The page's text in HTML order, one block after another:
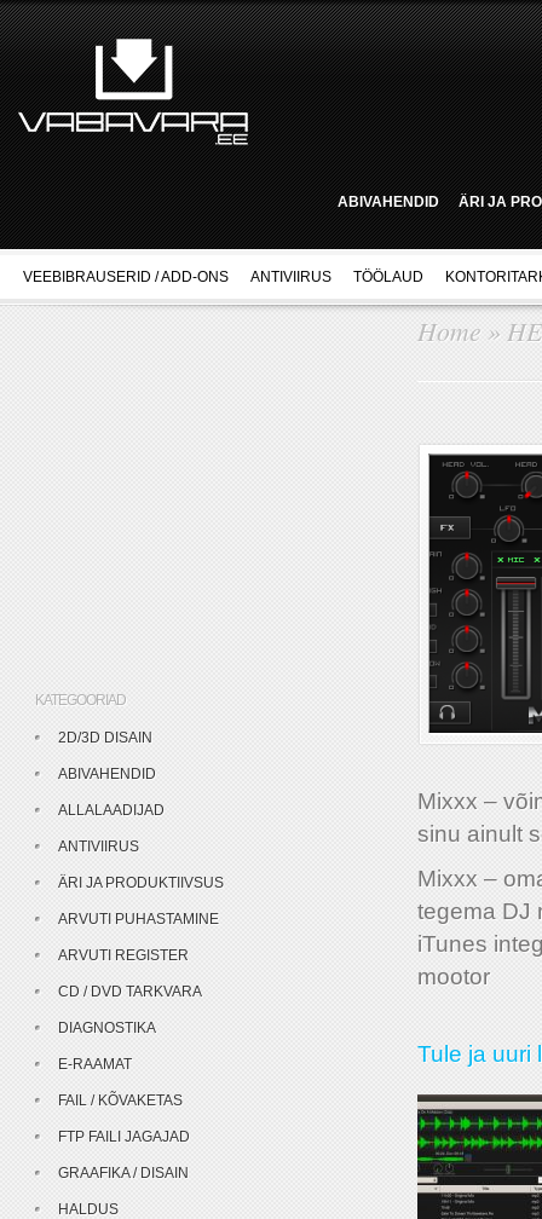
ABIVAHENDID ÄRI JA
VEEBIBRAUSERID / ADD-ONS ANTIVIIRUS TÖÖLAUD
Home »
Mixxx –
sinu ainult
Mixxx –
tegema DJ
iTunes
mootor
Tule ja uuri
KATEGOORIAD
2D/3D DISAIN
ABIVAHENDID
ALLALAADIJAD
ANTIVIIRUS
ÄRI JA PRODUKTIIVSUS
ARVUTI PUHASTAMINE
ARVUTI REGISTER
CD / DVD TARKVARA
DIAGNOSTIKA
E-RAAMAT
FAIL / KÕVAKETAS
FTP FAILI JAGAJAD
GRAAFIKA / DISAIN
HALDUS